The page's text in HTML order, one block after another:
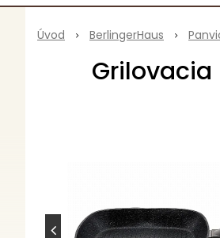
Úvod BerlingerHaus